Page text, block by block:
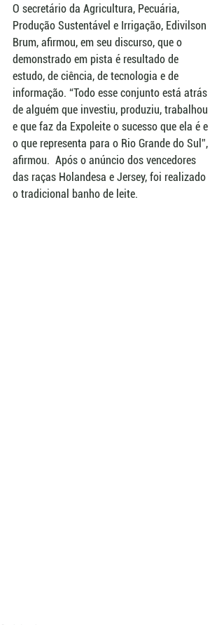
O secretário da Agricultura, Pecuária,
Produção Sustentável e Irrigação, Edivilson
Brum, afirmou, em seu discurso, que o
demonstrado em pista é resultado de
estudo, de ciência, de tecnologia e de
informação. “Todo esse conjunto está atrás
de alguém que investiu, produziu, trabalhou
e que faz da Expoleite o sucesso que ela é e
o que representa para o Rio Grande do Sul”,
afirmou.  Após o anúncio dos vencedores
das raças Holandesa e Jersey, foi realizado
o tradicional banho de leite.